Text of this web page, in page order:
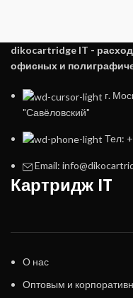
dikocartridge IT -
офисных и
г.
"Савёловский"
Тел:
Email:
Картридж IT
О нас
Оптовым и